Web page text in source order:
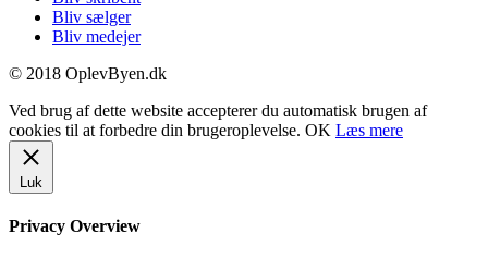
Bliv sælger
Bliv medejer
© 2018 OplevByen.dk
Ved brug af dette website accepterer du automatisk brugen af
cookies til at forbedre din brugeroplevelse. OK Læs mere
Luk
Privacy Overview